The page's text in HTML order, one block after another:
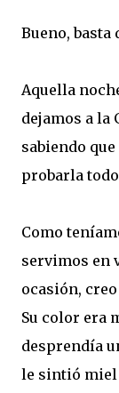
Bueno, basta
Aquella
dejamos a la
sabiendo
probarla
Como
servimos en
ocasión,
Su color era
desprendía
le sintió miel